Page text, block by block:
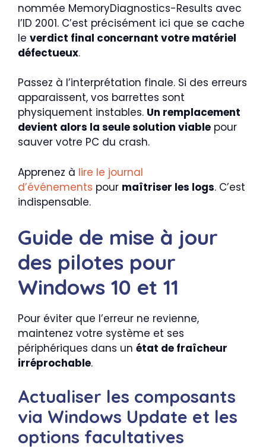
nommée MemoryDiagnostics-Results avec
l’ID 2001. C’est précisément ici que se cache
le verdict final concernant votre matériel
défectueux.
Passez à l’interprétation finale. Si des erreurs
apparaissent, vos barrettes sont
physiquement instables. Un remplacement
devient alors la seule solution viable pour
sauver votre PC du crash.
Apprenez à lire le journal
d’événements pour maîtriser les logs. C’est
indispensable.
Guide de mise à jour
des pilotes pour
Windows 10 et 11
Pour éviter que l’erreur ne revienne,
maintenez votre système et ses
périphériques dans un état de fraîcheur
irréprochable.
Actualiser les composants
via Windows Update et les
options facultatives